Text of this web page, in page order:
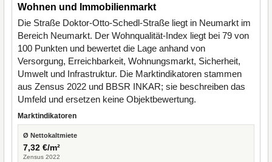
Wohnen und Immobilienmarkt
Die Straße Doktor-Otto-Schedl-Straße liegt in Neumarkt im
Bereich Neumarkt. Der Wohnqualität-Index liegt bei 79 von
100 Punkten und bewertet die Lage anhand von
Versorgung, Erreichbarkeit, Wohnungsmarkt, Sicherheit,
Umwelt und Infrastruktur. Die Marktindikatoren stammen
aus Zensus 2022 und BBSR INKAR; sie beschreiben das
Umfeld und ersetzen keine Objektbewertung.
Marktindikatoren
Ø Nettokaltmiete
7,32 €/m²
Zensus 2022